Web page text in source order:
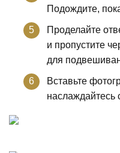
Подождите,
Проделайте
и пропустите
для
Вставьте
наслаждайтесь